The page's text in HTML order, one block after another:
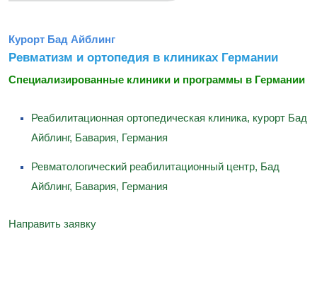
Курорт Бад Айблинг
Ревматизм и ортопедия в клиниках Германии
Специализированные клиники и программы в Германии
Реабилитационная ортопедическая клиника, курорт Бад
Айблинг, Бавария, Германия
Ревматологический реабилитационный центр, Бад
Айблинг, Бавария, Германия
Направить заявку